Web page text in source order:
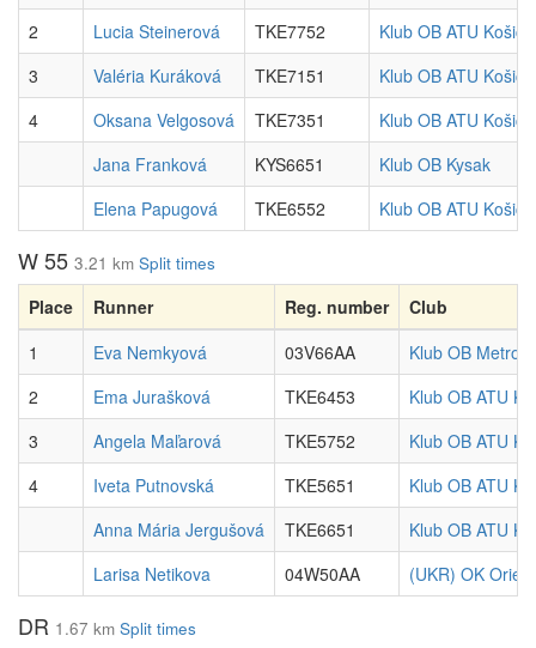
2
Lucia Steinerová TKE7752
Klub OB ATU Košice
3
Valéria Kuráková TKE7151
Klub OB ATU Košice
4
Oksana Velgosová TKE7351
Klub OB ATU Košice
Jana Franková
KYS6651
Klub OB Kysak
Elena Papugová
TKE6552 Klub OB ATU Košice
W 55 3.21 km Split times
Place Runner Reg. number
Club
1
Eva Nemkyová 03V66AA
Klub OB
2
Ema Jurašková TKE6453
Klub OB ATU
3
Angela Maľarová TKE5752
Klub OB ATU
4
Iveta Putnovská TKE5651
Klub OB ATU
Anna Mária Jergušová
TKE6651
Klub OB ATU
Larisa Netikova
04W50AA (UKR) OK
DR 1.67 km Split times